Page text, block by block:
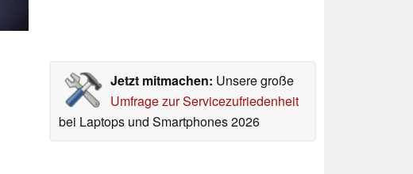
Jetzt mitmachen: Unsere große
Umfrage zur Servicezufriedenheit
bei Laptops und Smartphones 2026